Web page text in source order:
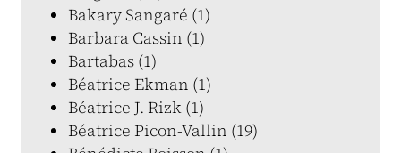
Bakary Sangaré (1)
Barbara Cassin (1)
Bartabas (1)
Béatrice Ekman (1)
Béatrice J. Rizk (1)
Béatrice Picon-Vallin (19)